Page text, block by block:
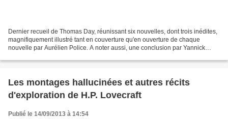
Dernier recueil de Thomas Day, réunissant six nouvelles, dont trois inédites,
magnifiquement illustré tant en couverture qu'en ouverture de chaque
nouvelle par Aurélien Police. A noter aussi, une conclusion par Yannick
Les montages hallucinées et autres récits
d'exploration de H.P. Lovecraft
Publié le 14/09/2013 à 14:54